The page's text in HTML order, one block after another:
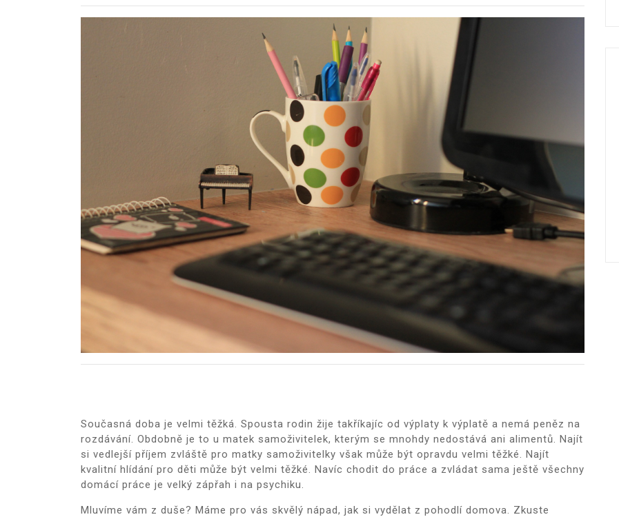
Současná doba je velmi těžká. Spousta rodin žije takříkajíc od výplaty k výplatě a nemá peněz na
rozdávání. Obdobně je to u matek samoživitelek, kterým se mnohdy nedostává ani alimentů. Najít
si vedlejší příjem zvláště pro matky samoživitelky však může být opravdu velmi těžké. Najít
kvalitní hlídání pro děti může být velmi těžké. Navíc chodit do práce a zvládat sama ještě všechny
domácí práce je velký zápřah i na psychiku.
Mluvíme vám z duše? Máme pro vás skvělý nápad, jak si vydělat z pohodlí domova. Zkuste